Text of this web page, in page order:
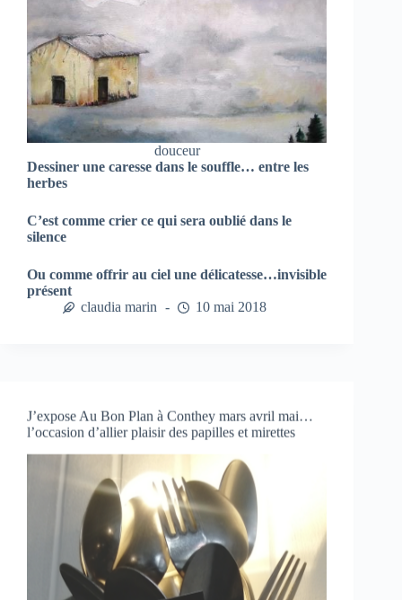
douceur
Dessiner une caresse dans le souffle… entre les
herbes
C’est comme crier ce qui sera oublié dans le
silence
Ou comme offrir au ciel une délicatesse…invisible
présent
claudia marin
10 mai 2018
l’occasion d’allier plaisir des papilles et mirettes